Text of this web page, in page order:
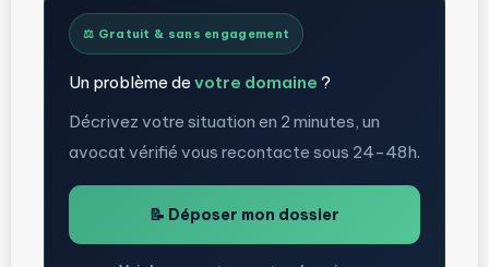
⚖️ Gratuit & sans engagement
Un problème de votre domaine ?
Décrivez votre situation en 2 minutes, un
avocat vérifié vous recontacte sous 24-48h.
📝 Déposer mon dossier